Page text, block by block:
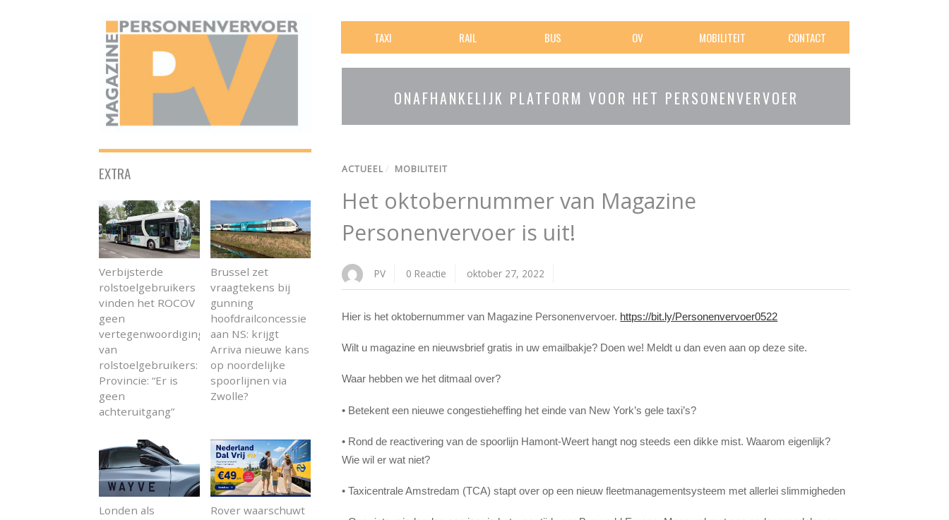
TAXI RAIL BUS OV MOBILITEIT CONTACT
ONAFHANKELIJK PLATFORM VOOR HET PERSONENVERVOER
ACTUEEL/ MOBILITEIT
Het oktobernummer van Magazine
Personenvervoer is uit!
PV 0 Reactie oktober 27, 2022
Hier is het oktobernummer van Magazine Personenvervoer. https://bit.ly/Personenvervoer0522
Wilt u magazine en nieuwsbrief gratis in uw emailbakje? Doen we! Meldt u dan even aan op deze site.
Waar hebben we het ditmaal over?
• Betekent een nieuwe congestieheffing het einde van New York’s gele taxi’s?
• Rond de reactivering van de spoorlijn Hamont-Weert hangt nog steeds een dikke mist. Waarom eigenlijk?
Wie wil er wat niet?
• Taxicentrale Amstredam (TCA) stapt over op een nieuw fleetmanagementsysteem met allerlei slimmigheden
EXTRA
Verbijsterde
rolstoelgebruikers
vinden het ROCOV
geen
vertegenwoordiging
van
rolstoelgebruikers:
Provincie: “Er is
geen
achteruitgang”
Brussel zet
vraagtekens bij
gunning
hoofdrailconcessie
aan NS: krijgt
Arriva nieuwe kans
op noordelijke
spoorlijnen via
Zwolle?
Londen als
Rover waarschuwt